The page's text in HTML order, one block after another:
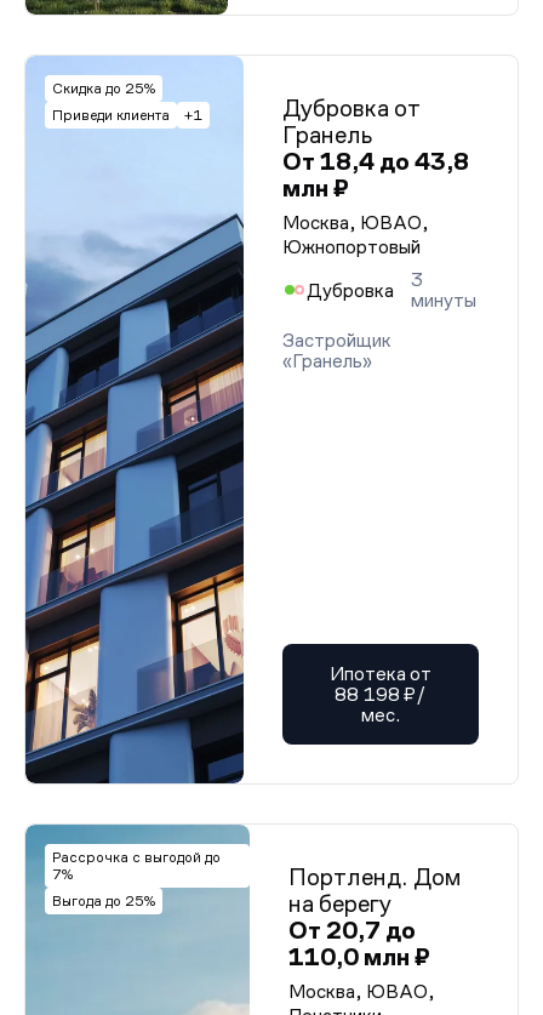
Скидка до 25%
Приведи клиента
+1
Дубровка от
Гранель
От 18,4 до 43,8
млн ₽
Москва, ЮВАО,
Южнопортовый
Дубровка
3
минуты
Застройщик
«Гранель»
Ипотека от
88 198 ₽/
мес.
Рассрочка с выгодой до
7%
Выгода до 25%
Портленд. Дом
на берегу
От 20,7 до
110,0 млн ₽
Москва, ЮВАО,